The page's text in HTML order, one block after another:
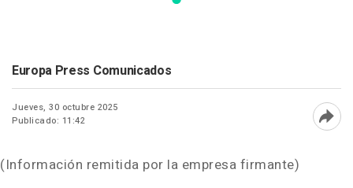
Europa Press Comunicados
Jueves, 30 octubre 2025
Publicado: 11:42
(Información remitida por la empresa firmante)